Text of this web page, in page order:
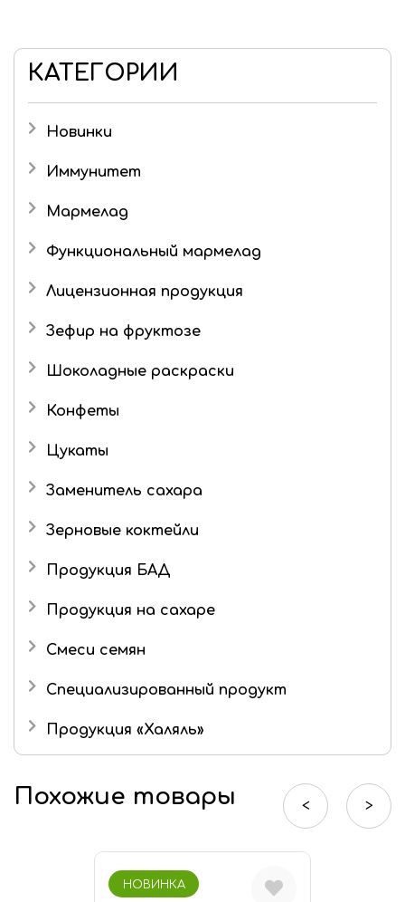
КАТЕГОРИИ
Новинки
Иммунитет
Мармелад
Детский мармелад
Мармелад в шоколаде
Функциональный мармелад
Лицензионная продукция
Три кота
Зефир на фруктозе
Шоколадные раскраски
Конфеты
Подарочные наборы
Цукаты
Имбирь в сахаре
Заменитель сахара
Зерновые коктейли
Продукция БАД
Продукция на сахаре
Драже
Шоколадные конфеты
Смеси семян
Специализированный продукт
Продукция «Халяль»
Шоколад «Халяль»
Финико-кунжутные конфеты «Халяль»
Похожие товары
НОВИНКА
< >